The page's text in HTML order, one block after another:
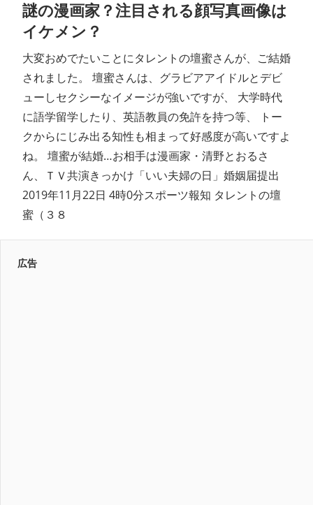
謎の漫画家？注目される顔写真画像は
イケメン？
大変おめでたいことにタレントの壇蜜さんが、ご結婚
されました。 壇蜜さんは、グラビアアイドルとデビ
ューしセクシーなイメージが強いですが、 大学時代
に語学留学したり、英語教員の免許を持つ等、 トー
クからにじみ出る知性も相まって好感度が高いですよ
ね。 壇蜜が結婚…お相手は漫画家・清野とおるさ
ん、ＴＶ共演きっかけ「いい夫婦の日」婚姻届提出
2019年11月22日 4時0分スポーツ報知 タレントの壇
蜜（３８
広告